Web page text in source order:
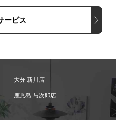
ービス
大分 新川店
鹿児島 与次郎店